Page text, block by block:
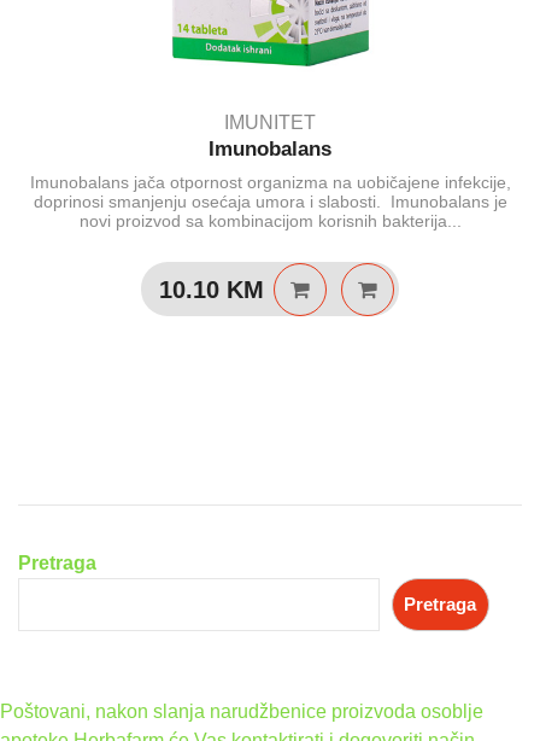
IMUNITET
Imunobalans
Imunobalans jača otpornost organizma na uobičajene infekcije,
doprinosi smanjenju osećaja umora i slabosti. Imunobalans je
novi proizvod sa kombinacijom korisnih bakterija...
10.10 KM
Pretraga
Pretraga
Poštovani, nakon slanja narudžbenice proizvoda osoblje